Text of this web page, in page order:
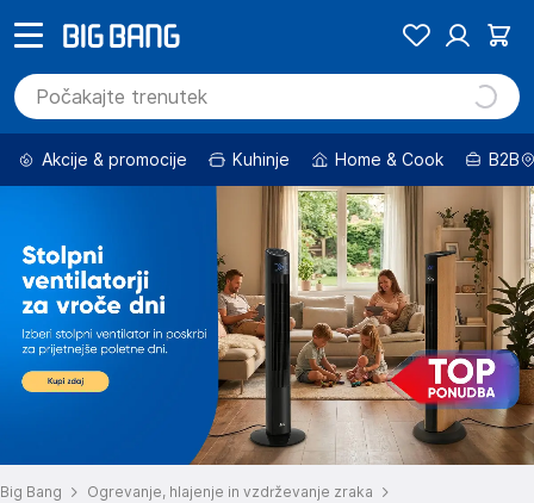
Akcije & promocije Kuhinje Home & Cook B2B
Big Bang
Ogrevanje, hlajenje in vzdrževanje zraka